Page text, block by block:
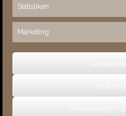
Statistiken
Marketing
This Week